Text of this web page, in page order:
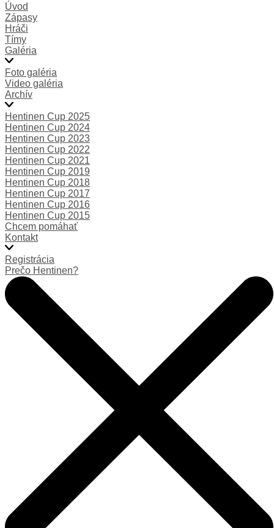
Úvod
Zápasy
Hráči
Tímy
Galéria
Foto galéria
Video galéria
Archív
Hentinen Cup 2025
Hentinen Cup 2024
Hentinen Cup 2023
Hentinen Cup 2022
Hentinen Cup 2021
Hentinen Cup 2019
Hentinen Cup 2018
Hentinen Cup 2017
Hentinen Cup 2016
Hentinen Cup 2015
Chcem pomáhať
Kontakt
Registrácia
Prečo Hentinen?